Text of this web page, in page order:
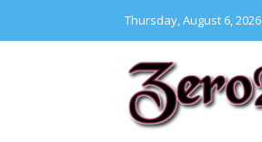
content
Thursday, August 6, 2026